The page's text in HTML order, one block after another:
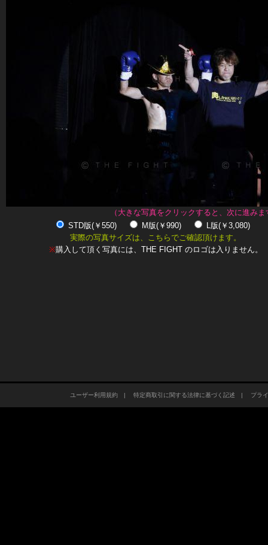
（大きな写真をクリックすると、次に進みま
STD版(￥550)
M版(￥990)
L版(￥3,080)
実際の写真サイズは、こちらでご確認頂けます。
※購入して頂く写真には、THE FIGHT のロゴは入りません。
ユーザー利用規約| 特定商取引に関する法律に基づく記述 | プラ